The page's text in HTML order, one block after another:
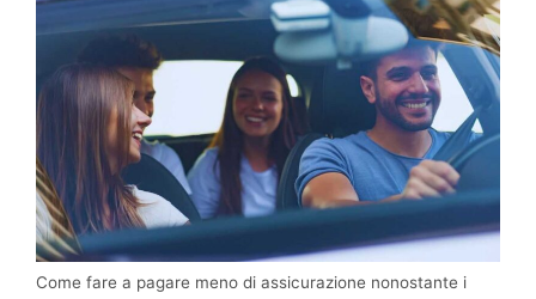
Come fare a pagare meno di assicurazione nonostante i